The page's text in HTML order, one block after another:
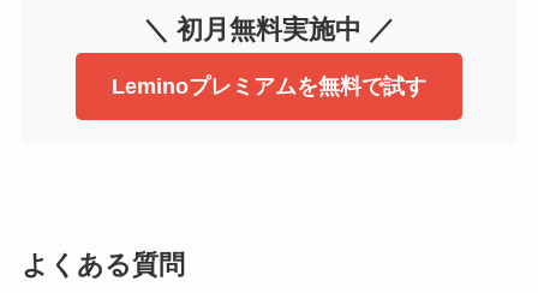
＼ 初月無料実施中 ／
Leminoプレミアムを無料で試す
よくある質問